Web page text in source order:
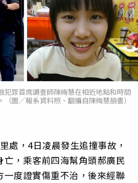
犯罪首席調查師陳梅慧在相近地點和時間
圖／報系資料照、翻攝自陳梅慧臉書）
處，4日凌晨發生追撞事故，
亡，乘客前四海幫角頭郝廣民
一度證實傷重不治，後來經聯